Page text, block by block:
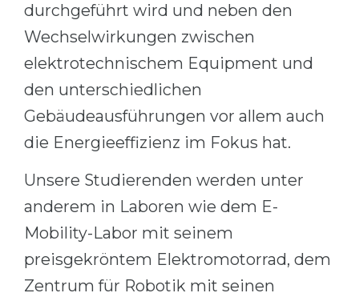
durchgeführt wird und neben den
Wechselwirkungen zwischen
elektrotechnischem Equipment und
den unterschiedlichen
Gebäudeausführungen vor allem auch
die Energieeffizienz im Fokus hat.
Unsere Studierenden werden unter
anderem in Laboren wie dem E-
Mobility-Labor mit seinem
preisgekröntem Elektromotorrad, dem
Zentrum für Robotik mit seinen